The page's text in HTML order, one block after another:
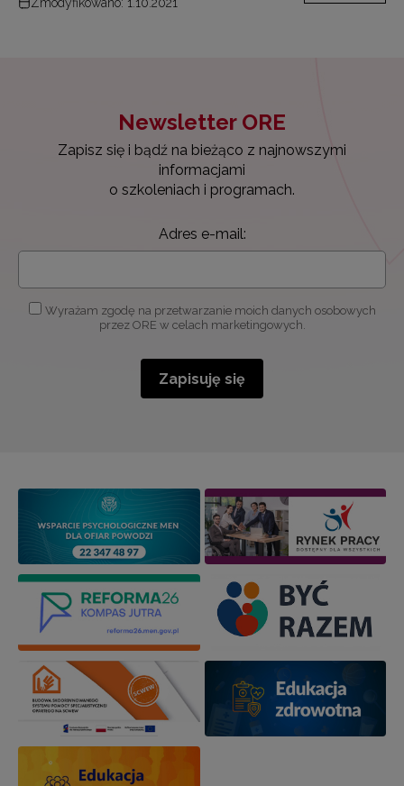
Newsletter ORE
Zapisz się i bądź na bieżąco z najnowszymi
informacjami
o szkoleniach i programach.
Adres e-mail:
Wyrażam zgodę na przetwarzanie moich danych osobowych
przez ORE w celach marketingowych.
Zapisuję się